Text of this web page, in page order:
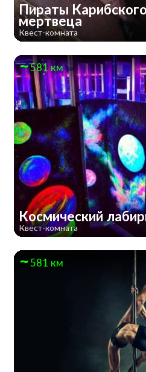
Пираты
мертвеца
Квест-комната
581 км
Космический
Квест-комната
581 км